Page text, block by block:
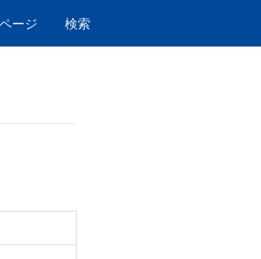
ージ 検索